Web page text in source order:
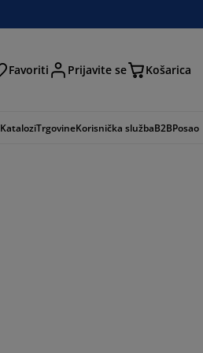
Favoriti Prijavite se Košarica
KataloziTrgovineKorisnička službaB2BPosao